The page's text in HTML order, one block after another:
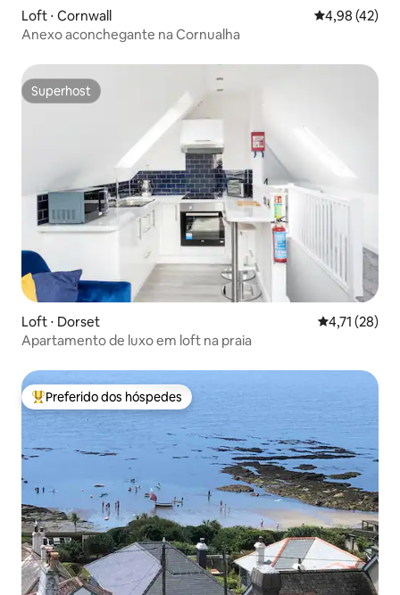
Loft ⋅ Cornwall 4,98 de uma
4,98 (42)
Anexo aconchegante na Cornualha
Superhost
Superhost
Loft ⋅ Dorset 4,71 de uma
4,71 (28)
Apartamento de luxo em loft na praia
Entre os melhores preferidos dos hóspedes
Preferido dos hóspedes